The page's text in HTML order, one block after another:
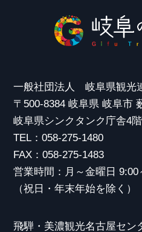
一般社団法人 岐阜県観光
〒500-8384 岐阜県 岐阜市
岐阜県シンクタンク庁舎4階
TEL：058-275-1480
FAX：058-275-1483
営業時間：月～金曜日 9:00
（祝日・年末年始を除く）
飛騨・美濃観光名古屋セン